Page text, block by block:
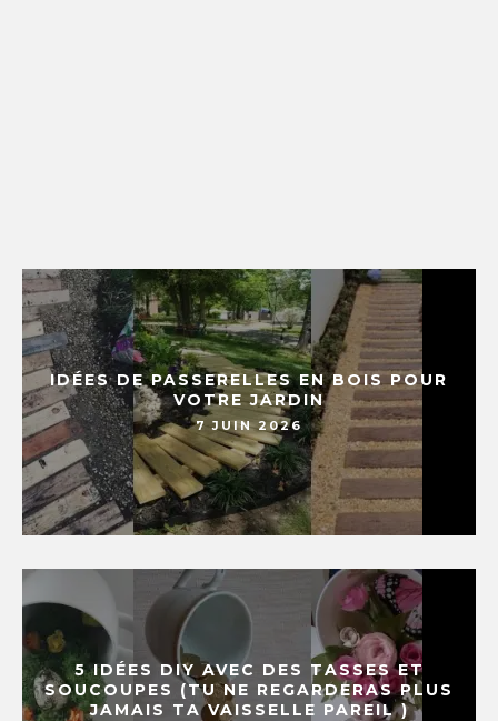
IDÉES DE PASSERELLES EN BOIS POUR
VOTRE JARDIN
7 JUIN 2026
5 IDÉES DIY AVEC DES TASSES ET
SOUCOUPES (TU NE REGARDERAS PLUS
JAMAIS TA VAISSELLE PAREIL )